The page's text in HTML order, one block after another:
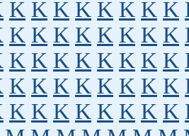
K K K K K K K K
K K K K K K K K
K K K K K K K K
K K K K K K K K
K K K K K K K K